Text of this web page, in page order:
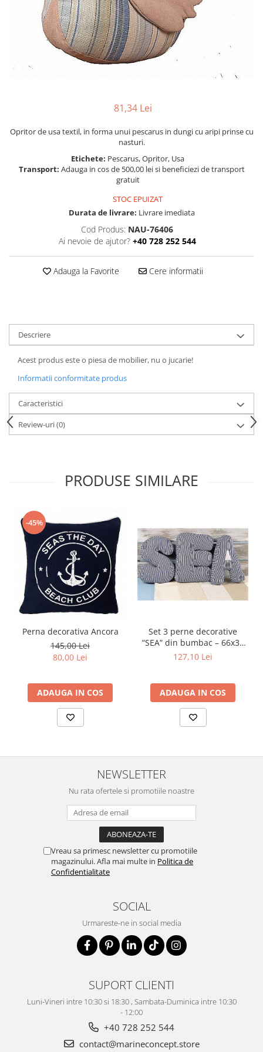
Barci, vapoare, ambarcatiuni
Decoratiuni care se agata
81,34 Lei
Opritor de usa textil, in forma unui pescarus in dungi cu aripi prinse cu
nasturi.
Etichete: Pescarus, Opritor, Usa
Transport: Adauga in cos de 500,00 lei si beneficiezi de transport
gratuit
STOC EPUIZAT
Durata de livrare: Livrare imediata
Cod Produs: NAU-76406
Ai nevoie de ajutor? +40 728 252 544
Adauga la Favorite Cere informatii
Descriere
Acest produs este o piesa de mobilier, nu o jucarie!
Informatii conformitate produs
Caracteristici
Review-uri(0)
PRODUSE SIMILARE
-45%
Perna decorativa Ancora
145,00 Lei
80,00 Lei
ADAUGA IN COS
Set 3 perne decorative
“SEA” din bumbac – 66x30
cm (set complet)
127,10 Lei
ADAUGA IN COS
NEWSLETTER
Nu rata ofertele si promotiile noastre
Vreau sa primesc newsletter cu promotiile
magazinului. Afla mai multe in Politica de
Confidentialitate
SOCIAL
Urmareste-ne in social media
SUPORT CLIENTI
Luni-Vineri intre 10:30 si 18:30 , Sambata-Duminica intre 10:30
- 12:00
+40 728 252 544
contact@marineconcept.store